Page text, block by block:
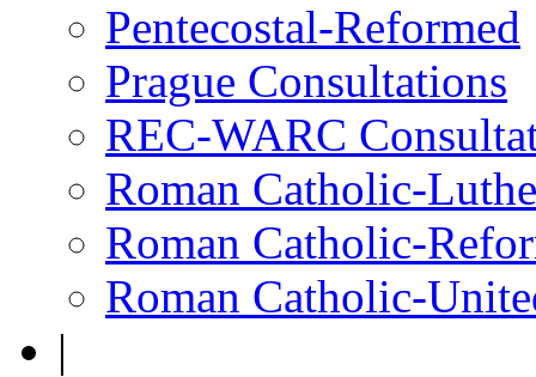
Pentecostal-Reformed
Prague Consultations
REC-WARC
Roman Catholic-
Roman Catholic-
Roman Catholic-
|